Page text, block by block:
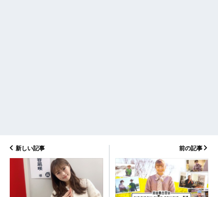
新しい記事 前の記事